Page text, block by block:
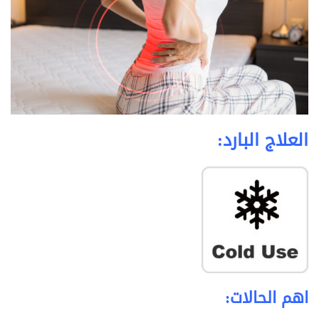
العلاج البارد:
اهم الحالات: